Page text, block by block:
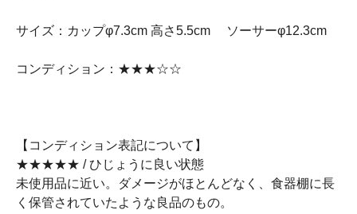
サイズ：カップφ7.3cm 高さ5.5cm ソーサーφ12.3cm
コンディション：★★★☆☆
【コンディション表記について】
★★★★★ / ひじょうに良い状態
未使用品に近い。ダメージがほとんどなく、食器棚に長
く保管されていたような良品のもの。